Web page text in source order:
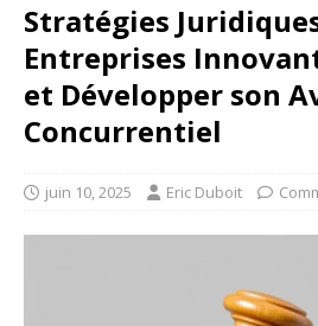
Stratégies
Entreprises
et Développer son
Concurrentiel
juin 10, 2025 Eric Duboit